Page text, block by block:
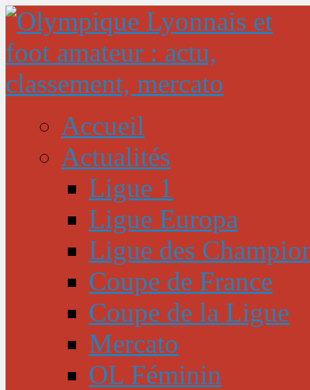
Accueil
Actualités
Ligue 1
Ligue Europa
Ligue des
Coupe de France
Coupe de la Ligue
Mercato
OL Féminin